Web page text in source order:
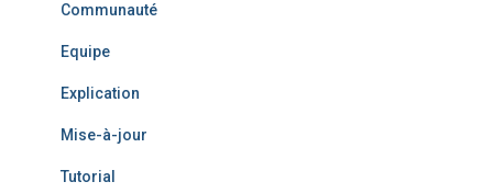
Communauté
Equipe
Explication
Mise-à-jour
Tutorial